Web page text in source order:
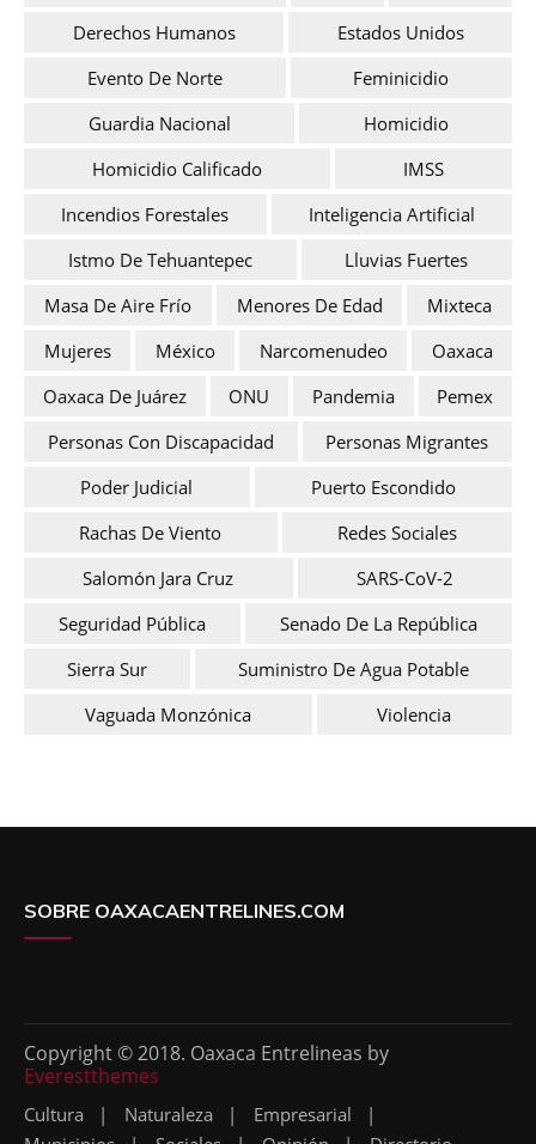
Derechos Humanos
Estados Unidos
Evento De Norte
Feminicidio
Guardia Nacional
Homicidio
Homicidio Calificado
IMSS
Incendios Forestales
Inteligencia Artificial
Istmo De Tehuantepec
Lluvias Fuertes
Masa De Aire Frío
Menores De Edad
Mixteca
Mujeres
México Narcomenudeo
Oaxaca
Oaxaca De Juárez
ONU Pandemia
Pemex
Personas Con Discapacidad
Personas Migrantes
Poder Judicial
Puerto Escondido
Rachas De Viento
Redes Sociales
Salomón Jara Cruz
SARS-CoV-2
Seguridad Pública
Senado De La República
Sierra Sur
Suministro De Agua Potable
Vaguada Monzónica
Violencia
SOBRE OAXACAENTRELINES.COM
Copyright © 2018. Oaxaca Entrelineas by
Everestthemes
Cultura Naturaleza
Empresarial